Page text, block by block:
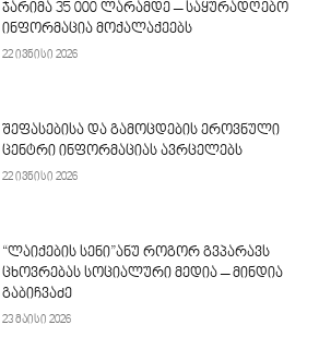
ჯარიმა 35 000 ლარამდე – საყურადღებო
ინფორმაცია მოქალაქეებს
22 ივნისი 2026
შეფასებისა და გამოცდების ეროვნული
ცენტრი ინფორმაციას ავრცელებს
22 ივნისი 2026
“ლაიქების სენი”ანუ როგორ გვპარავს
ცხოვრებას სოციალური მედია – მინდია
გაბიჩვაძე
23 მაისი 2026